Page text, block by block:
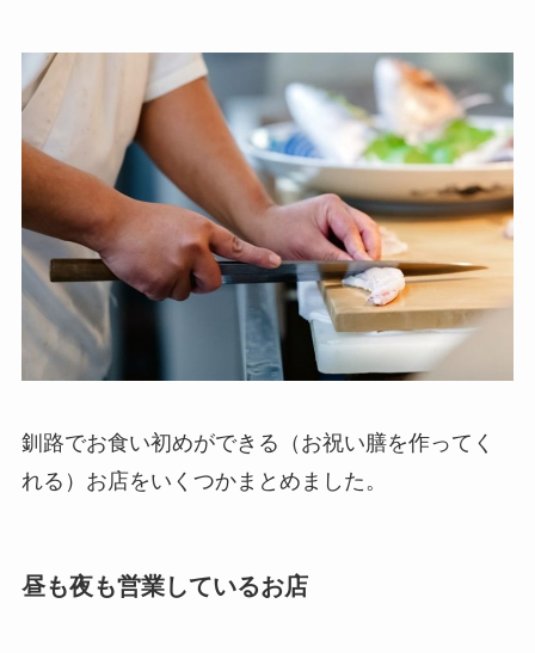
釧路でお食い初めができる（お祝い膳を作ってく
れる）お店をいくつかまとめました。
昼も夜も営業しているお店